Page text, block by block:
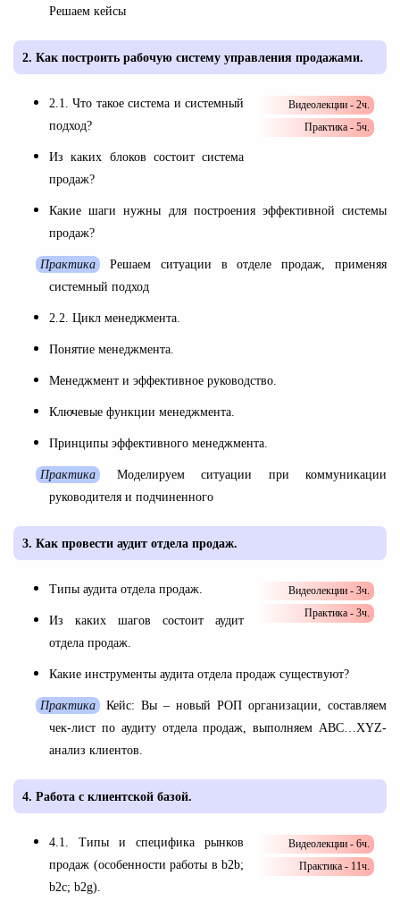
Решаем кейсы
2. Как построить рабочую систему управления продажами.
Видеолекции - 2ч.
Практика - 5ч.
2.1. Что такое система и системный
подход?
Из каких блоков состоит система
продаж?
Какие шаги нужны для построения эффективной системы
продаж?
Практика
Решаем ситуации в отделе продаж, применяя
системный подход
2.2. Цикл менеджмента.
Понятие менеджмента.
Менеджмент и эффективное руководство.
Ключевые функции менеджмента.
Принципы эффективного менеджмента.
Практика
Моделируем ситуации при коммуникации
руководителя и подчиненного
3. Как провести аудит отдела продаж.
Видеолекции - 3ч.
Практика - 3ч.
Типы аудита отдела продаж.
Из каких шагов состоит аудит
отдела продаж.
Какие инструменты аудита отдела продаж существуют?
Практика
Кейс: Вы – новый РОП организации, составляем
чек-лист по аудиту отдела продаж, выполняем АВС…XYZ-
анализ клиентов.
4. Работа с клиентской базой.
Видеолекции - 6ч.
Практика - 11ч.
4.1. Типы и специфика рынков
продаж (особенности работы в b2b;
b2c; b2g).